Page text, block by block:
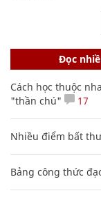
Đọc
Cách học thuộc
"thần chú"
17
Nhiều điểm bất
Bảng công thức